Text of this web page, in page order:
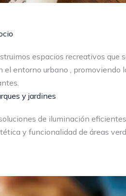
espacios recreativos que
el entorno urbano , promoviendo
y jardines
de iluminación
y funcionalidad de áreas